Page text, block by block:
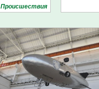
Проиcшествия